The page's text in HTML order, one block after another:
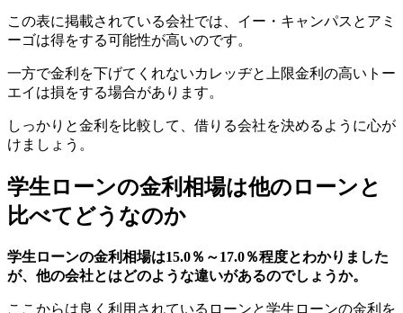
この表に掲載されている会社では、イー・キャンパスとアミ
ーゴは得をする可能性が高いのです。
一方で金利を下げてくれないカレッヂと上限金利の高いトー
エイは損をする場合があります。
しっかりと金利を比較して、借りる会社を決めるように心が
けましょう。
学生ローンの金利相場は他のローンと
比べてどうなのか
学生ローンの金利相場は15.0％～17.0％程度とわかりました
が、他の会社とはどのような違いがあるのでしょうか。
ここからは良く利用されているローンと学生ローンの金利を